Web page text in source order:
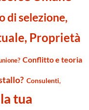
di selezione,
Proprietà
Conflitto e teoria
Consulenti,
tua